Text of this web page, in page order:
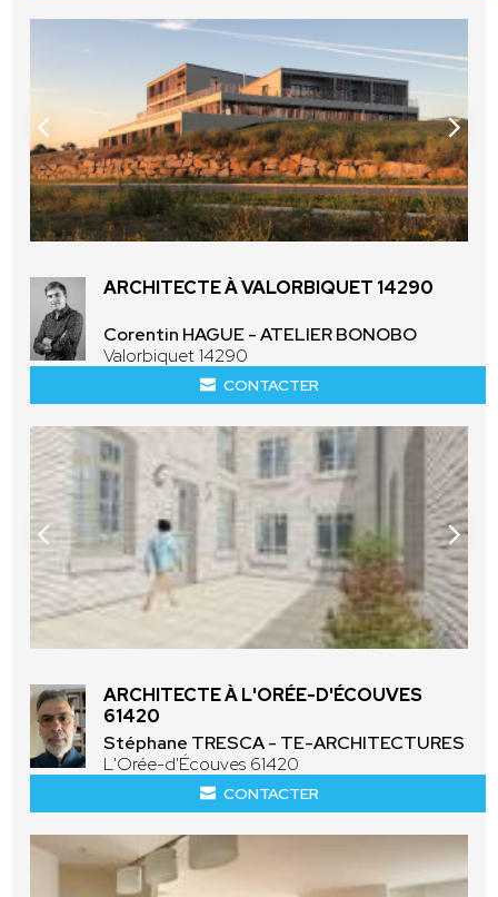
ARCHITECTE À VALORBIQUET 14290
Corentin HAGUE - ATELIER BONOBO
Valorbiquet 14290
CONTACTER
ARCHITECTE À L'ORÉE-D'ÉCOUVES
61420
Stéphane TRESCA - TE-ARCHITECTURES
L'Orée-d'Écouves 61420
CONTACTER